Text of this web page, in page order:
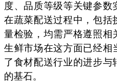
度、品质等级等关键参数
在蔬菜配送过程中，包括
量检验，均需严格遵照相
生鲜市场在这方面已经相
了食材配送行业的进步与
的基石。